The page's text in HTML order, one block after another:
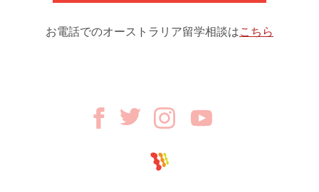
お電話でのオーストラリア留学相談はこちら